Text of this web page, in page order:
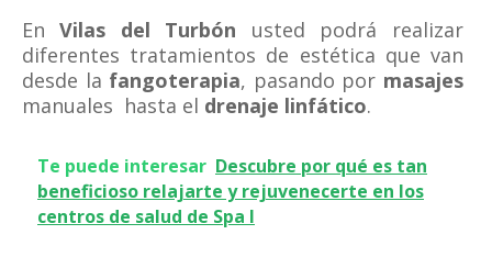
EnVilas del Turbón usted podrá realizar
diferentes tratamientos de estética que van
desde la fangoterapia, pasando por masajes
manuales hasta el drenaje linfático.
Te puede interesar Descubre por qué es tan
beneficioso relajarte y rejuvenecerte en los
centros de salud de Spa I